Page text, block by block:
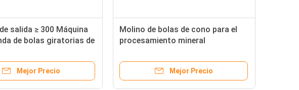
salida ≥ 300 Máquina
de bolas giratorias de
de 10-50 rpm
Mejor Precio
Molino de bolas de cono para el
procesamiento mineral
Mejor Precio